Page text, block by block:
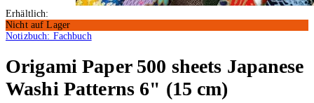
Erhältlich:
Nicht auf Lager
Notizbuch: Fachbuch
Origami Paper 500 sheets Japanese
Washi Patterns 6" (15 cm)